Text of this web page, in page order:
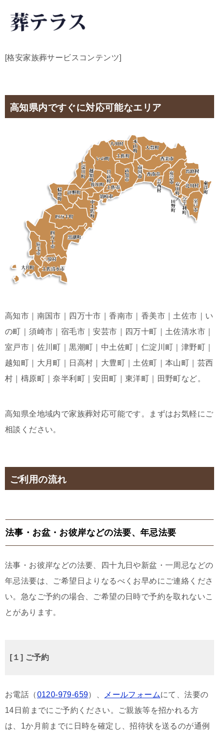
[格安家族葬サービスコンテンツ]
高知県内ですぐに対応可能なエリア
高知市｜南国市｜四万十市｜香南市｜香美市｜土佐市｜い
の町｜須崎市｜宿毛市｜安芸市｜四万十町｜土佐清水市｜
室戸市｜佐川町｜黒潮町｜中土佐町｜仁淀川町｜津野町｜
越知町｜大月町｜日高村｜大豊町｜土佐町｜本山町｜芸西
村｜檮原町｜奈半利町｜安田町｜東洋町｜田野町など。
高知県全地域内で家族葬対応可能です。まずはお気軽にご
相談ください。
ご利用の流れ
法事・お盆・お彼岸などの法要、年忌法要
法事・お彼岸などの法要、四十九日や新盆・一周忌などの
年忌法要は、ご希望日よりなるべくお早めにご連絡くださ
い。急なご予約の場合、ご希望の日時で予約を取れないこ
とがあります。
[１] ご予約
お電話（0120-979-659）、 メールフォームにて、法要の
14日前までにご予約ください。ご親族等を招かれる方
は、1か月前までに日時を確定し、招待状を送るのが通例